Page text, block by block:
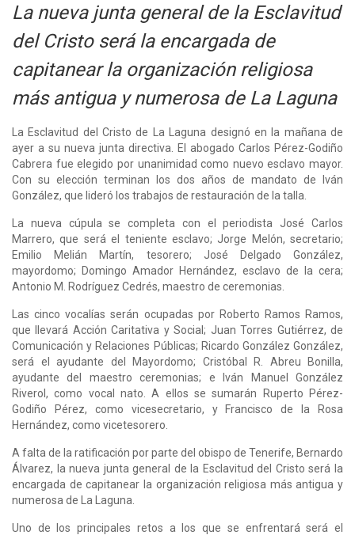
La nueva junta general de la Esclavitud
del Cristo será la encargada de
capitanear la organización religiosa
más antigua y numerosa de La Laguna
La Esclavitud del Cristo de La Laguna designó en la mañana de
ayer a su nueva junta directiva. El abogado Carlos Pérez-Godiño
Cabrera fue elegido por unanimidad como nuevo esclavo mayor.
Con su elección terminan los dos años de mandato de Iván
González, que lideró los trabajos de restauración de la talla.
La nueva cúpula se completa con el periodista José Carlos
Marrero, que será el teniente esclavo; Jorge Melón, secretario;
Emilio Melián Martín, tesorero; José Delgado González,
mayordomo; Domingo Amador Hernández, esclavo de la cera;
Antonio M. Rodríguez Cedrés, maestro de ceremonias.
Las cinco vocalías serán ocupadas por Roberto Ramos Ramos,
que llevará Acción Caritativa y Social; Juan Torres Gutiérrez, de
Comunicación y Relaciones Públicas; Ricardo González González,
será el ayudante del Mayordomo; Cristóbal R. Abreu Bonilla,
ayudante del maestro ceremonias; e Iván Manuel González
Riverol, como vocal nato. A ellos se sumarán Ruperto Pérez-
Godiño Pérez, como vicesecretario, y Francisco de la Rosa
Hernández, como vicetesorero.
A falta de la ratificación por parte del obispo de Tenerife, Bernardo
Álvarez, la nueva junta general de la Esclavitud del Cristo será la
encargada de capitanear la organización religiosa más antigua y
numerosa de La Laguna.
Uno de los principales retos a los que se enfrentará será el